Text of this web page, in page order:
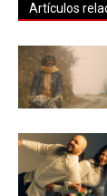
Artículos